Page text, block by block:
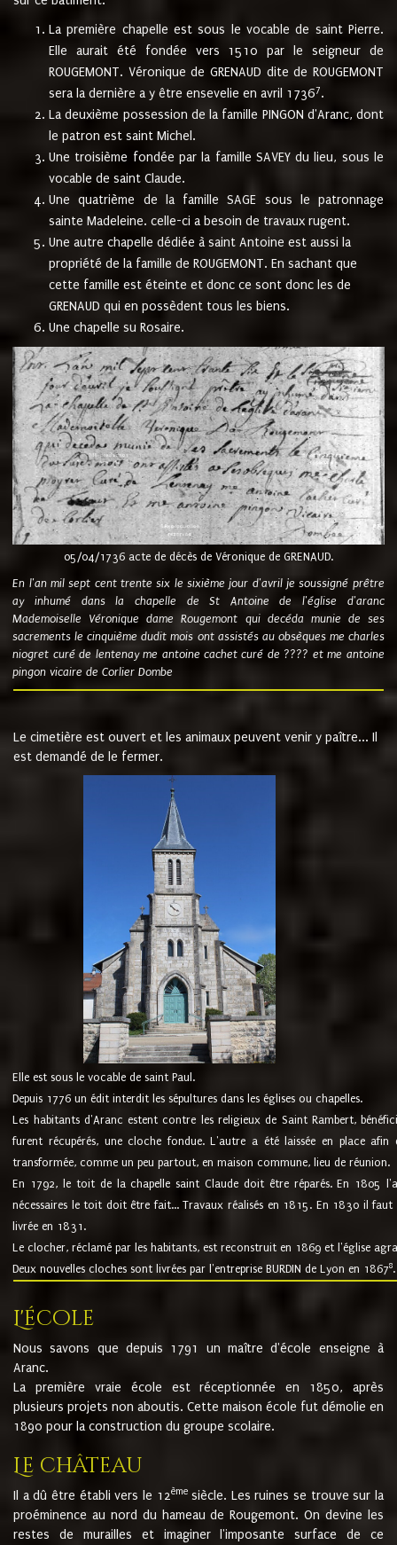
La première chapelle est sous le vocable de saint Pierre.
Elle aurait été fondée vers 1510 par le seigneur de
ROUGEMONT. Véronique de GRENAUD dite de ROUGEMONT
sera la dernière a y être ensevelie en avril 17367.
La deuxième possession de la famille PINGON d'Aranc, dont
le patron est saint Michel.
Une troisième fondée par la famille SAVEY du lieu, sous le
vocable de saint Claude.
Une quatrième de la famille SAGE sous le patronnage
sainte Madeleine. celle-ci a besoin de travaux rugent.
Une autre chapelle dédiée à saint Antoine est aussi la
propriété de la famille de ROUGEMONT. En sachant que
cette famille est éteinte et donc ce sont donc les de
GRENAUD qui en possèdent tous les biens.
Une chapelle su Rosaire.
05/04/1736 acte de décès de Véronique de GRENAUD.
En l'an mil sept cent trente six le sixième jour d'avril je soussigné prêtre
ay inhumé dans la chapelle de St Antoine de l'église d'aranc
Mademoiselle Véronique dame Rougemont qui decéda munie de ses
sacrements le cinquième dudit mois ont assistés au obsèques me charles
niogret curé de lentenay me antoine cachet curé de ???? et me antoine
pingon vicaire de Corlier Dombe
Le cimetière est ouvert et les animaux peuvent venir y paître... Il
est demandé de le fermer.
Elle est sous le vocable de saint Paul.
Depuis 1776 un édit interdit les sépultures dans les églises ou chapelles.
Les habitants d'Aranc estent contre les religieux de Saint Rambert,
furent récupérés, une cloche fondue. L'autre a été laissée en place
transformée, comme un peu partout, en maison commune, lieu de réunion.
En 1792, le toit de la chapelle saint Claude doit être réparés. En 1805
nécessaires le toit doit être fait... Travaux réalisés en 1815. En 1830 il
livrée en 1831.
Le clocher, réclamé par les habitants, est reconstruit en 1869 et l'église
Deux nouvelles cloches sont livrées par l'entreprise BURDIN de Lyon en 18678.
L'école
Nous savons que depuis 1791 un maître d'école enseigne à
Aranc.
La première vraie école est réceptionnée en 1850, après
plusieurs projets non aboutis. Cette maison école fut démolie en
1890 pour la construction du groupe scolaire.
Le château
Il a dû être établi vers le 12èmesiècle. Les ruines se trouve sur la
proéminence au nord du hameau de Rougemont. On devine les
restes de murailles et imaginer l'imposante surface de ce